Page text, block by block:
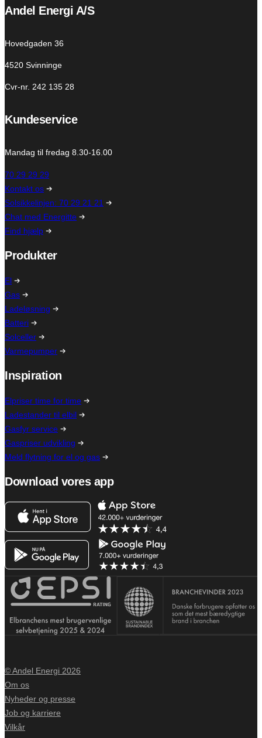
Andel Energi A/S
Hovedgaden 36
4520 Svinninge
Cvr-nr. 242 135 28
Kundeservice
Mandag til fredag 8.30-16.00
70 29 29 29
Kontakt os
Solsikkelinjen: 70 29 21 21
Chat med Energitte
Find hjælp
Produkter
El
Gas
Ladeløsning
Batteri
Solceller
Varmepumper
Inspiration
Elpriser time for time
Ladestander til elbil
Gasfyr service
Gaspriser udvikling
Meld flytning for el og gas
Download vores app
© Andel Energi 2026
Om os
Nyheder og presse
Job og karriere
Vilkår